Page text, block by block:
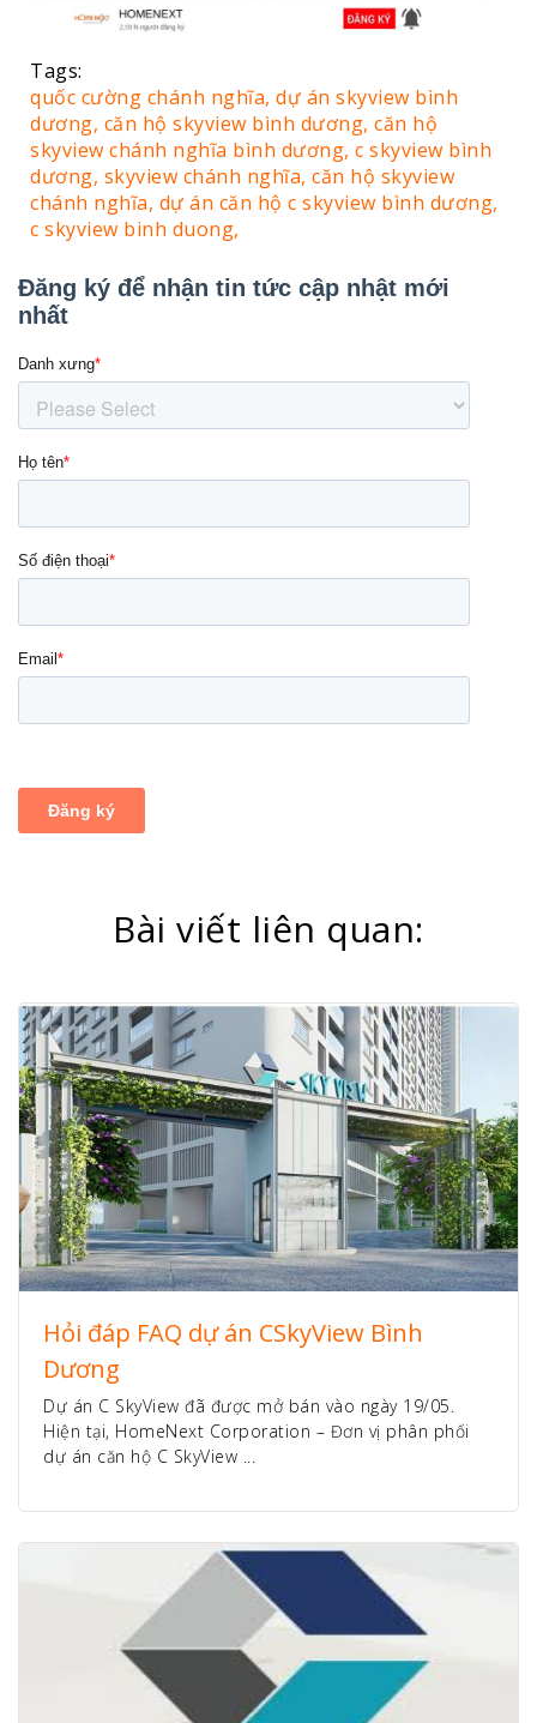
Tags:
quốc cường chánh nghĩa, dự án skyview bình
dương, căn hộ skyview bình dương, căn hộ
skyview chánh nghĩa bình dương, c skyview bình
dương, skyview chánh nghĩa, căn hộ skyview
chánh nghĩa, dự án căn hộ c skyview bình dương,
c skyview binh duong,
Bài viết liên quan:
Hỏi đáp FAQ dự án CSkyView Bình
Dương
Dự án C SkyView đã được mở bán vào ngày 19/05.
Hiện tại, HomeNext Corporation – Đơn vị phân phối
dự án căn hộ C SkyView ...